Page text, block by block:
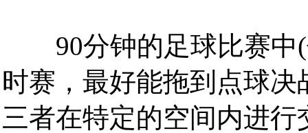
90分钟的足球比赛中(
时赛，最好能拖到点球
三者在特定的空间内进